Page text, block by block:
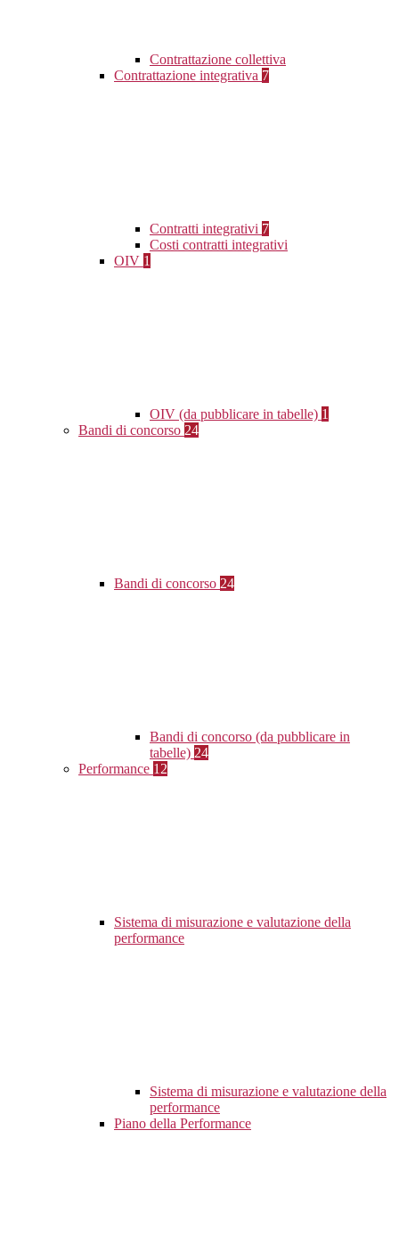
Contrattazione collettiva
Contrattazione integrativa 7
Contratti integrativi 7
Costi contratti integrativi
OIV 1
OIV (da pubblicare in tabelle) 1
Bandi di concorso 24
Bandi di concorso 24
Bandi di concorso (da pubblicare in
tabelle) 24
Performance 12
Sistema di misurazione e valutazione della
performance
Sistema di misurazione e valutazione della
performance
Piano della Performance